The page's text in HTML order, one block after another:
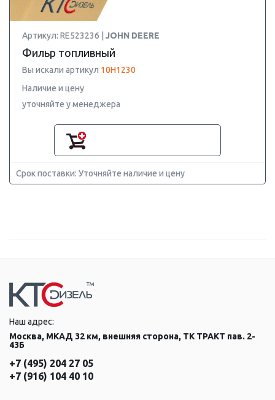
Артикул: RE523236 | JOHN DEERE
Фильр топливный
Вы искали артикул 10H1230
Наличие и цену
уточняйте у менеджера
Срок поставки: Уточняйте наличие и цену
Наш адрес:
Москва, МКАД 32 км, внешняя сторона, ТК ТРАКТ пав. 2-
43Б
+7 (495) 204 27 05
+7 (916) 104 40 10